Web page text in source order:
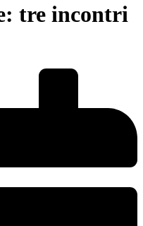
tre incontri